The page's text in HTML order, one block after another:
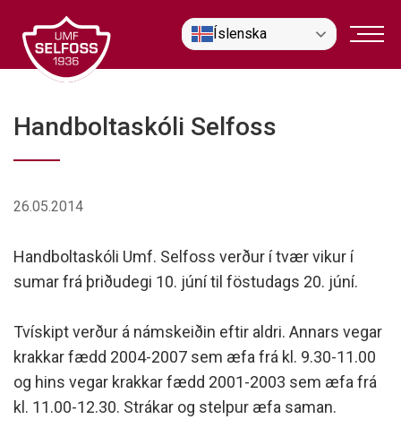
efni
Íslenska
Handboltaskóli Selfoss
26.05.2014
Handboltaskóli Umf. Selfoss verður í tvær vikur í
sumar frá þriðudegi 10. júní til föstudags 20. júní.
Tvískipt verður á námskeiðin eftir aldri. Annars vegar
krakkar fædd 2004-2007 sem æfa frá kl. 9.30-11.00
og hins vegar krakkar fædd 2001-2003 sem æfa frá
kl. 11.00-12.30. Strákar og stelpur æfa saman.